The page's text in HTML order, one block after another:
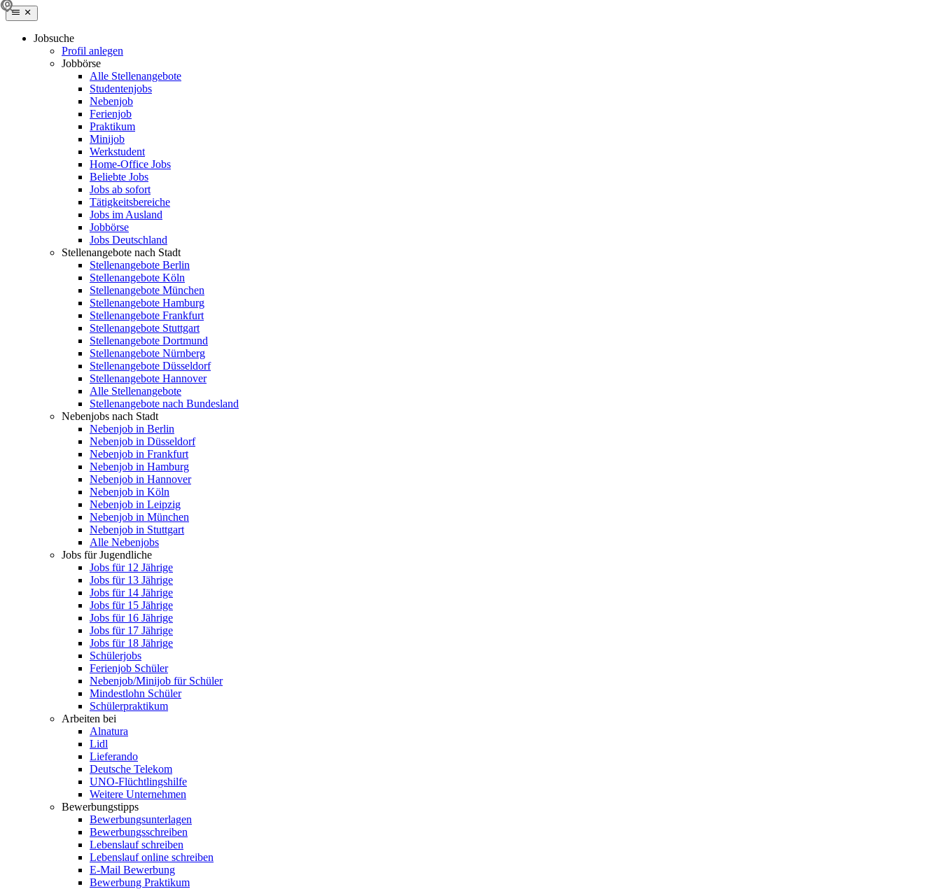
Jobsuche
Profil anlegen
Jobbörse
Alle Stellenangebote
Studentenjobs
Nebenjob
Ferienjob
Praktikum
Minijob
Werkstudent
Home-Office Jobs
Beliebte Jobs
Jobs ab sofort
Tätigkeitsbereiche
Jobs im Ausland
Jobbörse
Jobs Deutschland
Stellenangebote nach Stadt
Stellenangebote Berlin
Stellenangebote Köln
Stellenangebote München
Stellenangebote Hamburg
Stellenangebote Frankfurt
Stellenangebote Stuttgart
Stellenangebote Dortmund
Stellenangebote Nürnberg
Stellenangebote Düsseldorf
Stellenangebote Hannover
Alle Stellenangebote
Stellenangebote nach Bundesland
Nebenjobs nach Stadt
Nebenjob in Berlin
Nebenjob in Düsseldorf
Nebenjob in Frankfurt
Nebenjob in Hamburg
Nebenjob in Hannover
Nebenjob in Köln
Nebenjob in Leipzig
Nebenjob in München
Nebenjob in Stuttgart
Alle Nebenjobs
Jobs für Jugendliche
Jobs für 12 Jährige
Jobs für 13 Jährige
Jobs für 14 Jährige
Jobs für 15 Jährige
Jobs für 16 Jährige
Jobs für 17 Jährige
Jobs für 18 Jährige
Schülerjobs
Ferienjob Schüler
Nebenjob/Minijob für Schüler
Mindestlohn Schüler
Schülerpraktikum
Arbeiten bei
Alnatura
Lidl
Lieferando
Deutsche Telekom
UNO-Flüchtlingshilfe
Weitere Unternehmen
Bewerbungstipps
Bewerbungsunterlagen
Bewerbungsschreiben
Lebenslauf schreiben
Lebenslauf online schreiben
E-Mail Bewerbung
Bewerbung Praktikum